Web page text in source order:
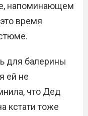
напоминающем
время
для балерины
ей не
что Дед
кстати тоже